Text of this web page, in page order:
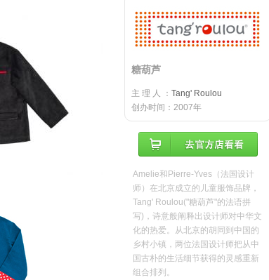
糖葫芦
主 理 人 ： Tang' Roulou
创办时间：2007年
Amelie和Pierre-Yves（法国设计
师）在北京成立的儿童服饰品牌，
Tang' Roulou("糖葫芦"的法语拼
写)，诗意般阐释出设计师对中华文
化的热爱。从北京的胡同到中国的
乡村小镇，两位法国设计师把从中
国古朴的生活细节获得的灵感重新
组合排列。